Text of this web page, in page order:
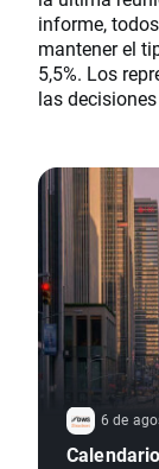
informe,
mantener el
5,5%. Los
las
6 de